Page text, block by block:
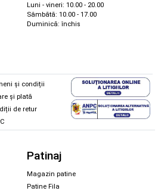
Luni - vineri: 10.00 - 20.00
Sâmbătă: 10.00 - 17.00
Duminică: închis
și condiții
și plată
de retur
Patinaj
Magazin patine
Patine Fila